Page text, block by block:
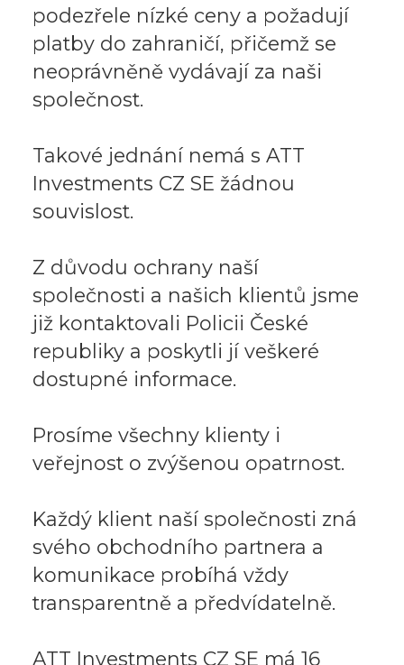
podezřele nízké ceny a požadují
platby do zahraničí, přičemž se
neoprávněně vydávají za naši
společnost.
Takové jednání nemá s ATT
Investments CZ SE žádnou
souvislost.
Z důvodu ochrany naší
společnosti a našich klientů jsme
již kontaktovali Policii České
republiky a poskytli jí veškeré
dostupné informace.
Prosíme všechny klienty i
veřejnost o zvýšenou opatrnost.
Každý klient naší společnosti zná
svého obchodního partnera a
komunikace probíhá vždy
transparentně a předvídatelně.
ATT Investments CZ SE má 16